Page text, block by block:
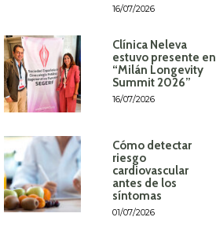
16/07/2026
Clínica Neleva
estuvo presente en
“Milán Longevity
Summit 2026”
16/07/2026
Cómo detectar
riesgo
cardiovascular
antes de los
síntomas
01/07/2026